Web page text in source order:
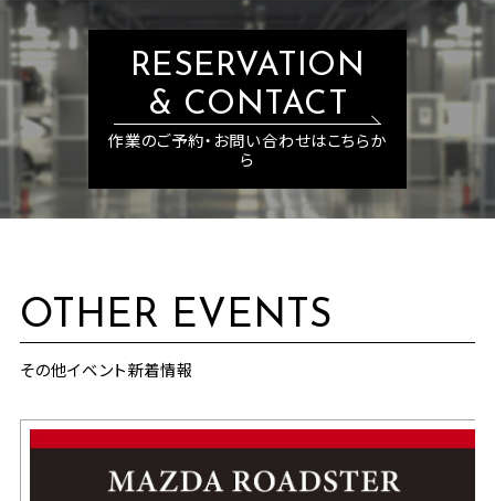
RESERVATION
& CONTACT
作業のご予約・お問い合わせはこちらか
ら
OTHER EVENTS
その他イベント新着情報